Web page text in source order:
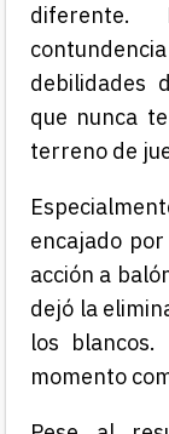
diferente.
debilidades
que nunca
terreno de
encajado
acción a
dejó la
los
momento